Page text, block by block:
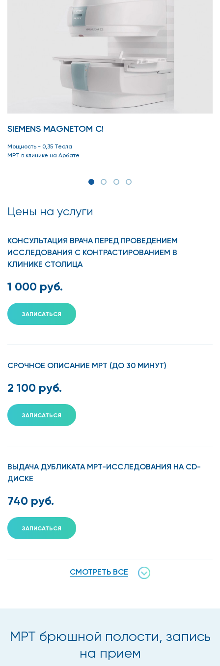
SIEMENS MAGNETOM C!
Мощность - 0,35 Тесла
МРТ в клинике на Арбате
Цены на услуги
КОНСУЛЬТАЦИЯ ВРАЧА ПЕРЕД ПРОВЕДЕНИЕМ
ИССЛЕДОВАНИЯ С КОНТРАСТИРОВАНИЕМ В
КЛИНИКЕ СТОЛИЦА
1 000 руб.
ЗАПИСАТЬСЯ
СРОЧНОЕ ОПИСАНИЕ МРТ (ДО 30 МИНУТ)
2 100 руб.
ЗАПИСАТЬСЯ
ВЫДАЧА ДУБЛИКАТА МРТ-ИССЛЕДОВАНИЯ НА CD-
ДИСКЕ
740 руб.
ЗАПИСАТЬСЯ
СМОТРЕТЬ ВСЕ
МРТ брюшной полости, запись
на прием